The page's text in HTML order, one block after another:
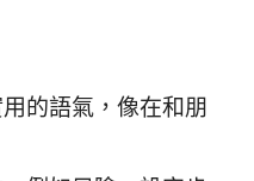
的語氣，像在和朋